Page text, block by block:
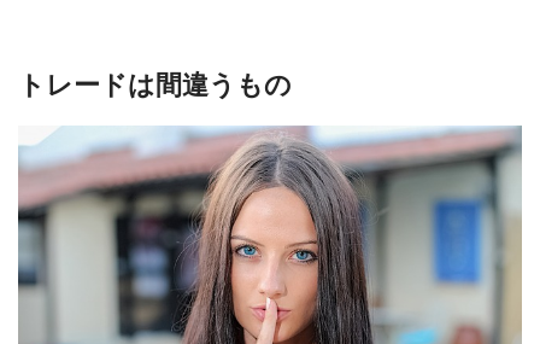
トレードは間違うもの